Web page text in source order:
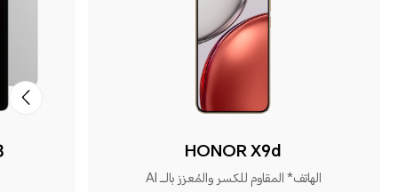
HONOR X9d
الهاتف* المقاوم للكسر والمُعزز بالــ AI